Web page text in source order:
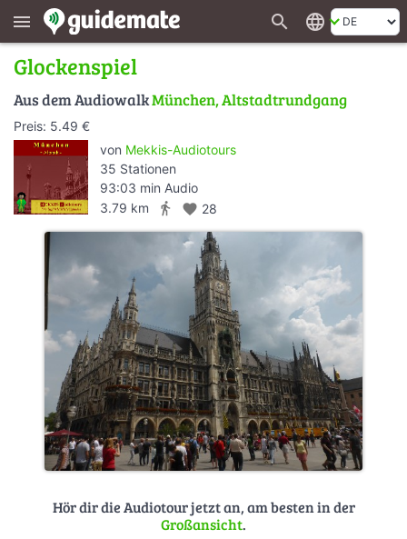
menu search language
Glockenspiel
Aus dem AudiowalkMünchen, Altstadtrundgang
Preis: 5.49 €
von Mekkis-Audiotours
35 Stationen
93:03 min Audio
3.79 km
directions_walk favorite 28
Hör dir die Audiotour jetzt an, am besten in der
Großansicht.